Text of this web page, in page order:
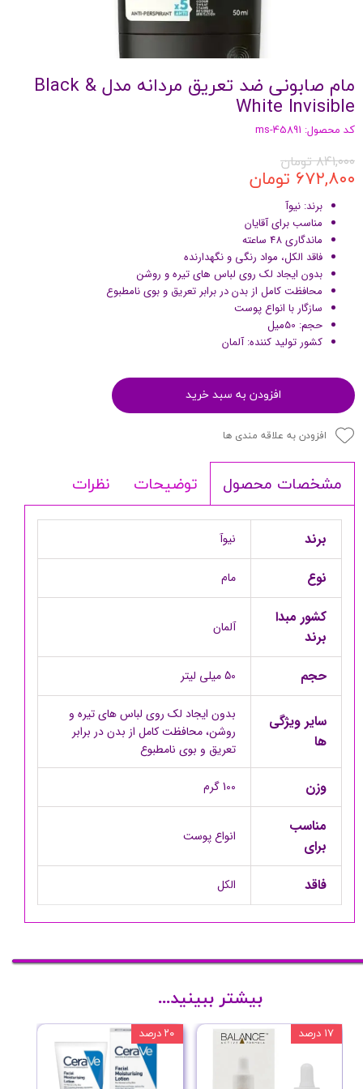
مام صابونی ضد تعریق مردانه مدل Black &
White Invisible
کد محصول: ms-45891
۸۴۱,۰۰۰ تومان
۶۷۲,۸۰۰ تومان
برند: نیوآ
مناسب برای آقایان
ماندگاری 48 ساعته
فاقد الکل، مواد رنگی و نگهدارنده
بدون ایجاد لک روی لباس های تیره و روشن
محافظت کامل از بدن در برابر تعریق و بوی نامطبوع
سازگار با انواع پوست
حجم: 50میل
کشور تولید کننده: آلمان
افزودن به سبد خرید
افزودن به علاقه مندی ها
مشخصات محصول توضیحات نظرات
برند نیوآ
نوع مام
کشور مبدا
برند
آلمان
حجم 50 میلی لیتر
سایر ویژگی
ها
بدون ایجاد لک روی لباس های تیره و
روشن، محافظت کامل از بدن در برابر
تعریق و بوی نامطبوع
وزن 100 گرم
مناسب
برای
انواع پوست
فاقد الکل
۲۰ درصد ۱۷ درصد
بیشتر ببینید...